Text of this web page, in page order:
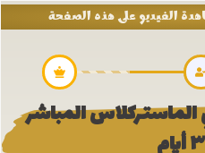
الفيديو على هذه الصفحة
مبروك على تسجيلك في الماستركلاس المباشر